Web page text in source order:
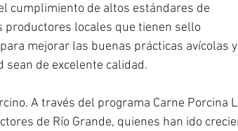
cumplimiento de altos estándares de
productores locales que tienen sello
mejorar las buenas prácticas avícolas
de excelente calidad.
A través del programa Carne Porcina
de Río Grande, quienes han ido